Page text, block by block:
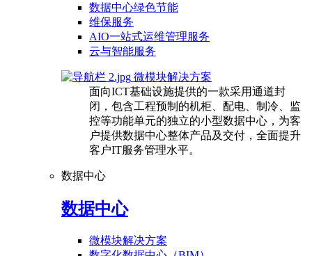
数据中心绿色节能
维保服务
AIO一站式运维管理服务
云与智能服务
微模块解决方案
面向ICT基础设施提供的一款采用通道封
闭，包含工程预制的机柜、配电、制冷、监
控等功能单元的独立的小型数据中心，为客
户提供数据中心整体产品及交付，全面提升
客户IT服务管理水平。
数据中心
数据中心
微模块解决方案